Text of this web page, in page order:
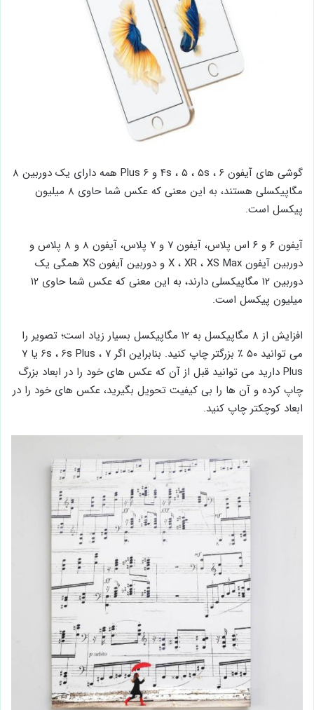
گوشی های آیفون ۴s ، ۵ ، ۵s ، ۶ و ۶ Plus همه دارای یک دوربین ۸
مگاپیکسلی هستند، به این معنی که عکس شما حاوی ۸ میلیون
پیکسل است.
آیفون ۶ و ۶ اس پلاس، آیفون ۷ و ۷ پلاس، آیفون ۸ و ۸ پلاس و
دوربین آیفون X ، XR ، XS Max و دوربین آیفون XS همگی یک
دوربین ۱۲ مگاپیکسلی دارند، به این معنی که عکس شما حاوی ۱۲
میلیون پیکسل است.
افزایش از ۸ مگاپیکسل به ۱۲ مگاپیکسل بسیار زیاد است؛ تصویر را
می توانید ۵۰ ٪ بزرگتر چاپ کنید. بنابراین اگر ۶s ، ۶s Plus ، ۷ یا ۷
Plus دارید می توانید قبل از آن که عکس های خود را در ابعاد بزرگ
چاپ کرده و آن ها را بی کیفیت تحویل بگیرید، عکس های خود را در
ابعاد کوچکتر چاپ کنید.